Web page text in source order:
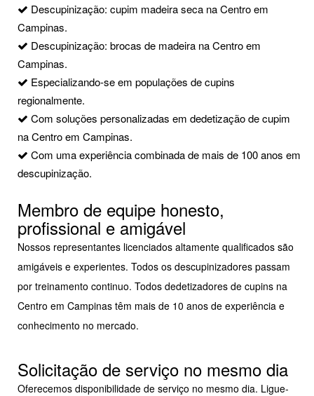
Descupinização: cupim madeira seca na Centro em
Campinas.
Descupinização: brocas de madeira na Centro em
Campinas.
Especializando-se em populações de cupins
regionalmente.
Com soluções personalizadas em dedetização de cupim
na Centro em Campinas.
Com uma experiência combinada de mais de 100 anos em
descupinização.
Membro de equipe honesto,
profissional e amigável
Nossos representantes licenciados altamente qualificados são
amigáveis e experientes. Todos os descupinizadores passam
por treinamento continuo. Todos dedetizadores de cupins na
Centro em Campinas têm mais de 10 anos de experiência e
conhecimento no mercado.
Solicitação de serviço no mesmo dia
Oferecemos disponibilidade de serviço no mesmo dia. Ligue-